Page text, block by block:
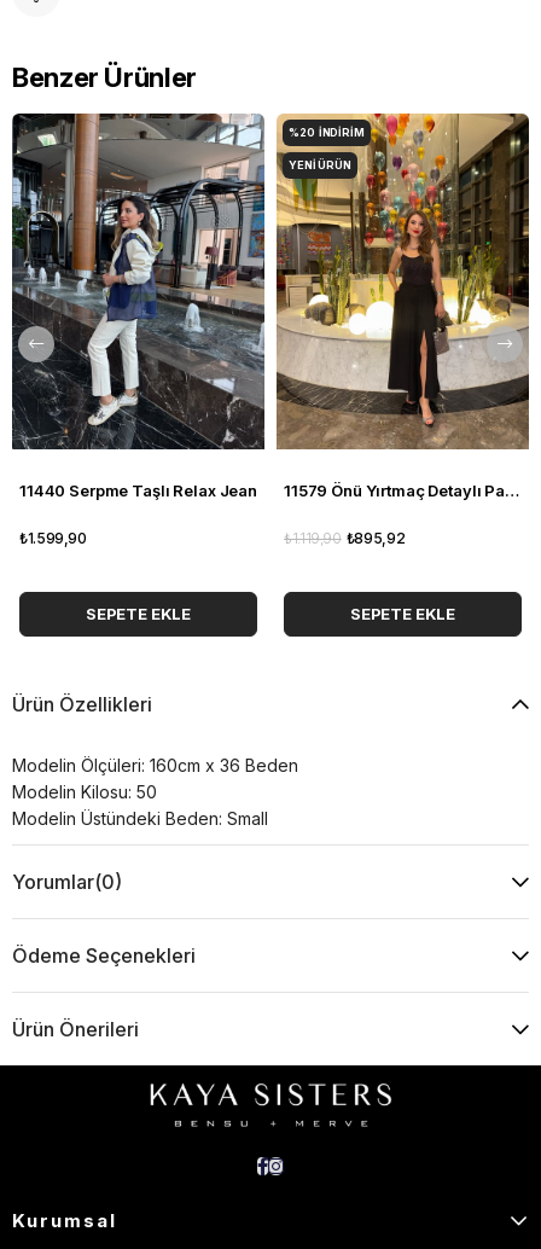
Benzer Ürünler
11440 Serpme Taşlı Relax Jean
₺1.599,90
SEPETE EKLE
11579 Önü Yırtmaç Detaylı Pantolon
₺895,92
₺1.119,90
SEPETE EKLE
%20 İNDIRIM
YENI ÜRÜN
Ürün Özellikleri
Modelin Ölçüleri: 160cm x 36 Beden
Modelin Kilosu: 50
Modelin Üstündeki Beden: Small
Yorumlar(0)
Ödeme Seçenekleri
Ürün Önerileri
Kurumsal